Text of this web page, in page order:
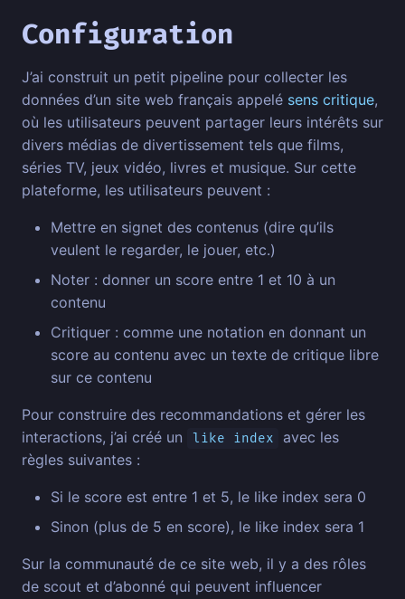
Configuration
J’ai construit un petit pipeline pour collecter les
données d’un site web français appelé sens critique,
où les utilisateurs peuvent partager leurs intérêts sur
divers médias de divertissement tels que films,
séries TV, jeux vidéo, livres et musique. Sur cette
plateforme, les utilisateurs peuvent :
Mettre en signet des contenus (dire qu’ils
veulent le regarder, le jouer, etc.)
Noter : donner un score entre 1 et 10 à un
contenu
Critiquer : comme une notation en donnant un
score au contenu avec un texte de critique libre
sur ce contenu
Pour construire des recommandations et gérer les
interactions, j’ai créé un
like index
avec les
règles suivantes :
Si le score est entre 1 et 5, le like index sera 0
Sinon (plus de 5 en score), le like index sera 1
Sur la communauté de ce site web, il y a des rôles
de scout et d’abonné qui peuvent influencer